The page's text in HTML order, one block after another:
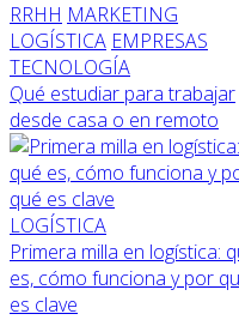
RRHH MARKETING
LOGÍSTICA EMPRESAS
TECNOLOGÍA
Qué estudiar para trabajar
desde casa o en remoto
LOGÍSTICA
Primera milla en logística:
es, cómo funciona y por
es clave